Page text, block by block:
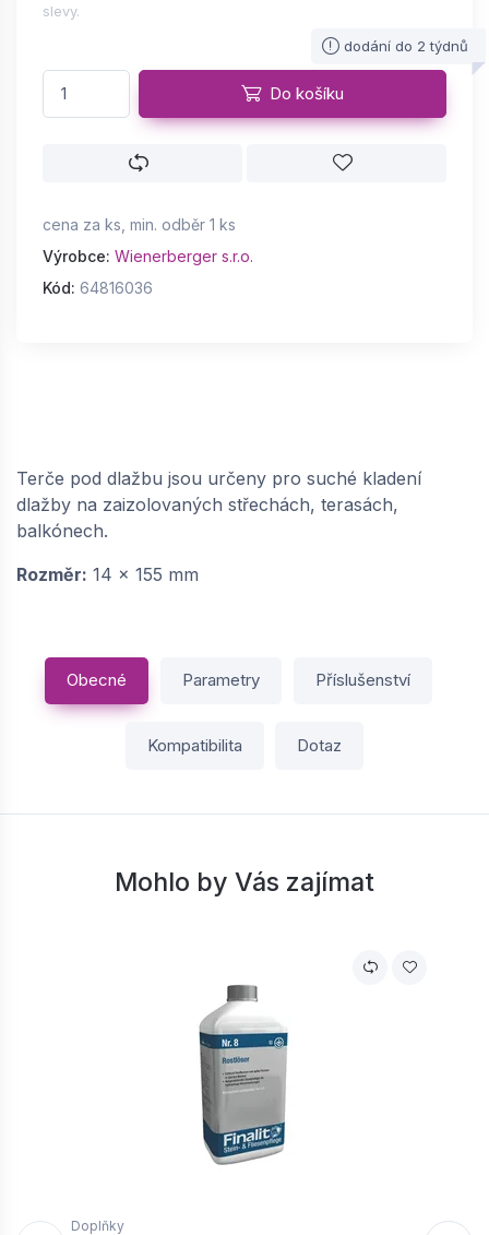
slevy.
dodání do 2 týdnů
Do košíku
cena za ks, min. odběr 1 ks
Výrobce: Wienerberger s.r.o.
Kód: 64816036
Terče pod dlažbu jsou určeny pro suché kladení
dlažby na zaizolovaných střechách, terasách,
balkónech.
Rozměr: 14 x 155 mm
Obecné Parametry Příslušenství
Kompatibilita Dotaz
Mohlo by Vás zajímat
Doplňky